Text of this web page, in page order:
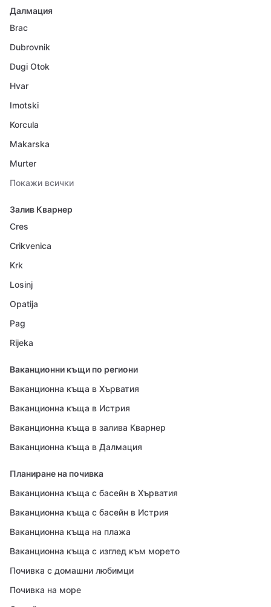
Далмация
Brac
Dubrovnik
Dugi Otok
Hvar
Imotski
Korcula
Makarska
Murter
Покажи всички
Залив Кварнер
Cres
Crikvenica
Krk
Losinj
Opatija
Pag
Rijeka
Ваканционни къщи по региони
Ваканционна къща в Хърватия
Ваканционна къща в Истрия
Ваканционна къща в залива Кварнер
Ваканционна къща в Далмация
Планиране на почивка
Ваканционна къща с басейн в Хърватия
Ваканционна къща с басейн в Истрия
Ваканционна къща на плажа
Ваканционна къща с изглед към морето
Почивка с домашни любимци
Почивка на море